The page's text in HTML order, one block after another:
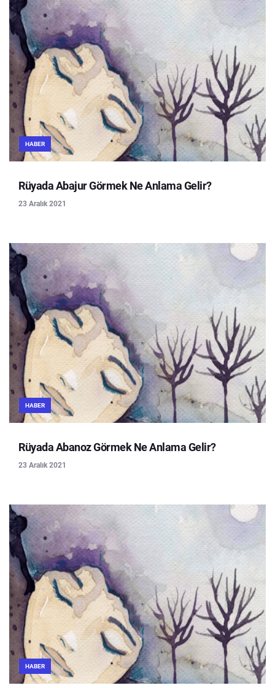
HABER
Rüyada Abajur Görmek Ne Anlama Gelir?
23 Aralık 2021
HABER
Rüyada Abanoz Görmek Ne Anlama Gelir?
23 Aralık 2021
HABER